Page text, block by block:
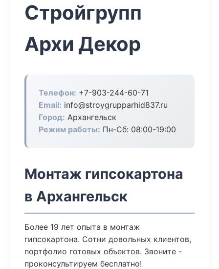
Стройгрупп
Архи Декор
Телефон: +7-903-244-60-71
Email: info@stroygrupparhid837.ru
Город: Архангельск
Режим работы: Пн-Сб: 08:00-19:00
Монтаж гипсокартона
в Архангельск
Более 19 лет опыта в монтаж
гипсокартона. Сотни довольных клиентов,
портфолио готовых объектов. Звоните -
проконсультируем бесплатно!